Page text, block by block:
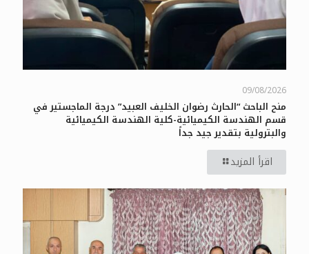
09/08/2026
منح الباحث “الحارث رضوان الخليف العبيد” درجة الماجستير في
قسم الهندسة الكيميائية-كلية الهندسة الكيميائية
والبترولية بتقدير جيد جداً
اقرأ المزيد